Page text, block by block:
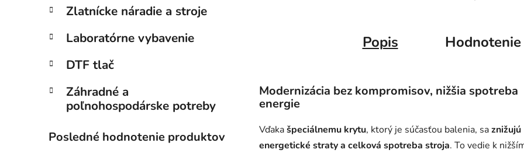
Zlatnícke náradie a stroje
Laboratórne vybavenie
DTF tlač
Záhradné a
poľnohospodárske potreby
Posledné hodnotenie produktov
Popis Hodnotenie
Modernizácia bez kompromisov, nižšia spotreba
energie
Vďakašpeciálnemu krytu, ktorý je súčasťou balenia, saznižujú
energetické straty a celková spotreba stroja. To vedie k